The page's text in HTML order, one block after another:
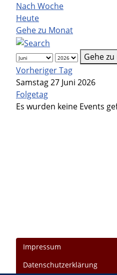
Nach Woche
Heute
Gehe zu Monat
Gehe
Vorheriger Tag
Samstag 27 Juni 2026
Folgetag
Es wurden keine Events
Impressum
Datenschutzerklärung